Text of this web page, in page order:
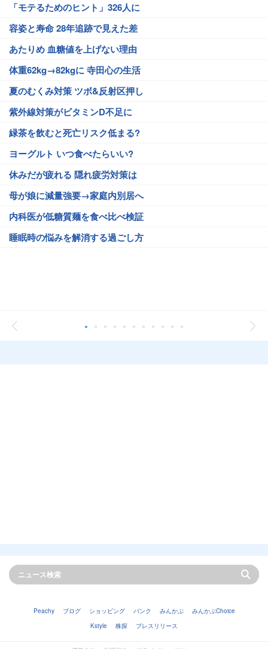
「モテるためのヒント」326人に
容姿と寿命 28年追跡で見えた差
あたりめ 血糖値を上げない理由
体重62kg→82kgに 寺田心の生活
夏のむくみ対策 ツボ&反射区押し
紫外線対策がビタミンD不足に
緑茶を飲むと死亡リスク低まる?
ヨーグルト いつ食べたらいい?
休みだが疲れる 隠れ疲労対策は
母が娘に減量強要→家庭内別居へ
内科医が低糖質麺を食べ比べ検証
睡眠時の悩みを解消する過ごし方
Peachy ブログ ショッピング バンク みんかぶ
みんかぶChoice
Kstyle
株探 プレスリリース